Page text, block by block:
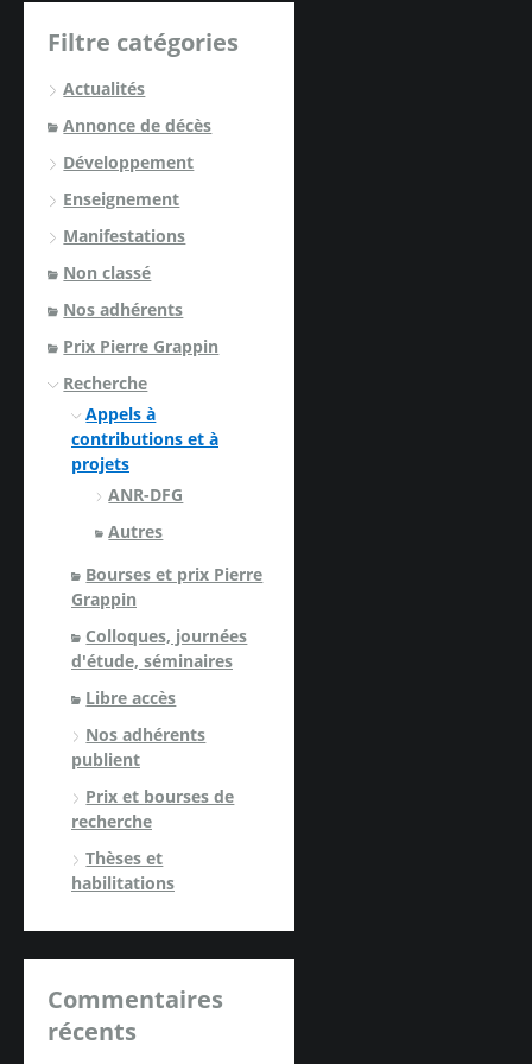
Filtre catégories
Actualités
Annonce de décès
Développement
Enseignement
Manifestations
Non classé
Nos adhérents
Prix Pierre Grappin
Recherche
Appels à
contributions et à
projets
ANR-DFG
Autres
Bourses et prix Pierre
Grappin
Colloques, journées
d'étude, séminaires
Libre accès
Nos adhérents
publient
Prix et bourses de
recherche
Thèses et
habilitations
Commentaires
récents